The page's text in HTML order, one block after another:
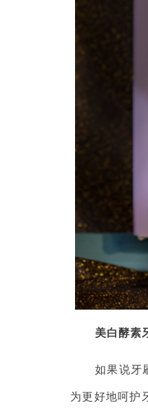
美白酵素
如果说牙
为更好地呵护